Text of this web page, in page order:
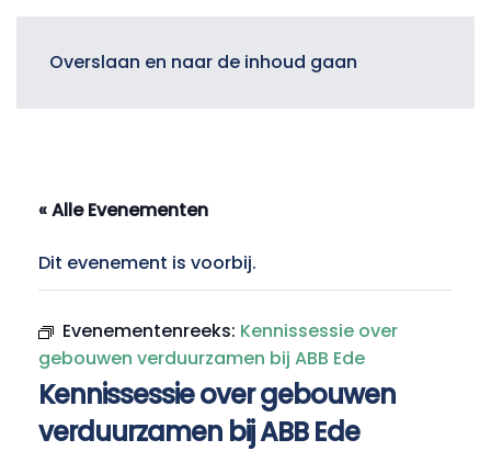
Overslaan en naar de inhoud gaan
« Alle Evenementen
Dit evenement is voorbij.
Evenementenreeks: Kennissessie over
gebouwen verduurzamen bij ABB Ede
Kennissessie over gebouwen
verduurzamen bij ABB Ede